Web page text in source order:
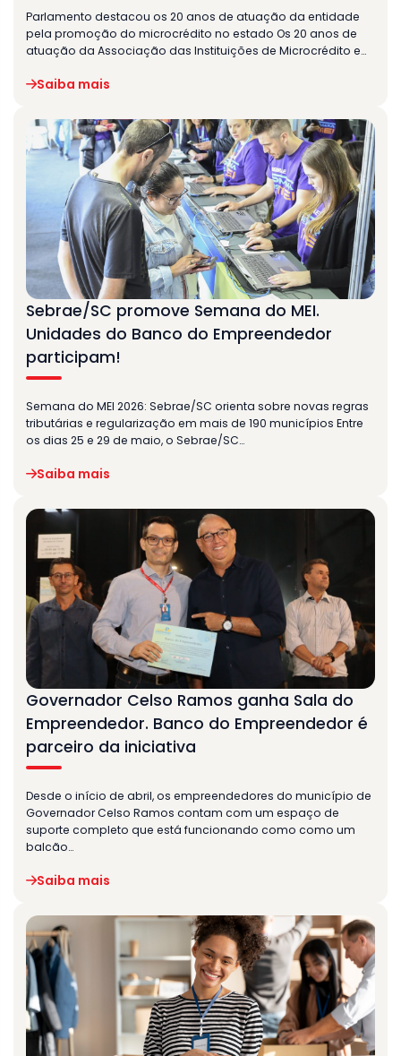
Parlamento destacou os 20 anos de atuação da entidade
pela promoção do microcrédito no estado Os 20 anos de
atuação da Associação das Instituições de Microcrédito e…
Saiba mais
Sebrae/SC promove Semana do MEI.
Unidades do Banco do Empreendedor
participam!
Semana do MEI 2026: Sebrae/SC orienta sobre novas regras
tributárias e regularização em mais de 190 municípios Entre
os dias 25 e 29 de maio, o Sebrae/SC…
Saiba mais
Governador Celso Ramos ganha Sala do
Empreendedor. Banco do Empreendedor é
parceiro da iniciativa
Desde o início de abril, os empreendedores do município de
Governador Celso Ramos contam com um espaço de
suporte completo que está funcionando como como um
balcão…
Saiba mais